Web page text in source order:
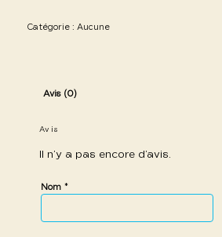
Catégorie : Aucune
Avis (0)
Avis
Il n’y a pas encore d’avis.
Nom *